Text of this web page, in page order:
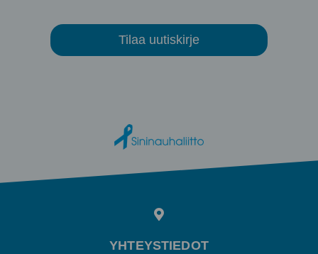
Tilaa uutiskirje
YHTEYSTIEDOT